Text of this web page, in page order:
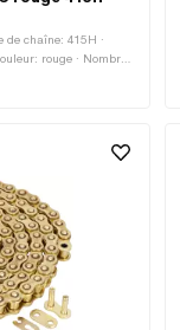
chaîne: 415H ·
rouge · Nombre
roulement: 1626